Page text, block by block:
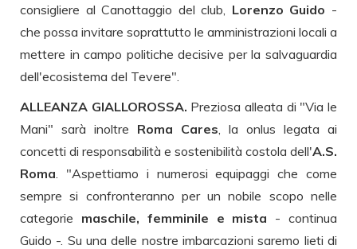
consigliere al Canottaggio del club, Lorenzo Guido -
che possa invitare soprattutto le amministrazioni locali a
mettere in campo politiche decisive per la salvaguardia
dell'ecosistema del Tevere".
ALLEANZA GIALLOROSSA. Preziosa alleata di "Via le
Mani" sarà inoltre Roma Cares , la onlus legata ai
concetti di responsabilità e sostenibilità costola dell'A.S.
Roma . "Aspettiamo i numerosi equipaggi che come
sempre si confronteranno per un nobile scopo nelle
categorie maschile, femminile e mista - continua
Guido -. Su una delle nostre imbarcazioni saremo lieti di